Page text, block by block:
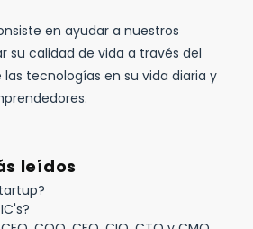
en ayudar a nuestros
su calidad de vida a través del
tecnologías en su vida diaria y
leídos